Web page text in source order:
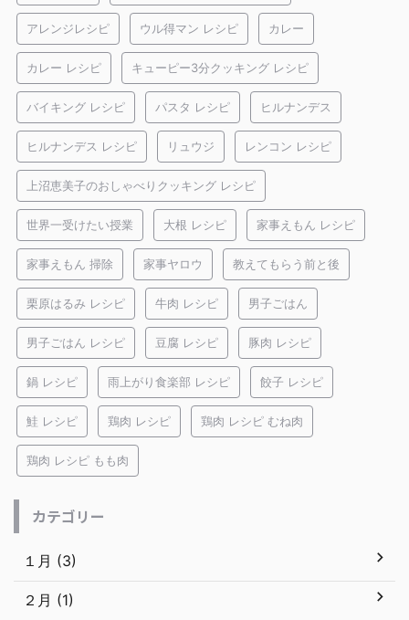
アレンジレシピ ウル得マン レシピ カレー
カレー レシピ キューピー3分クッキング レシピ
バイキング レシピ パスタ レシピ ヒルナンデス
ヒルナンデス レシピ リュウジ レンコン レシピ
上沼恵美子のおしゃべりクッキング レシピ
世界一受けたい授業 大根 レシピ 家事えもん レシピ
家事えもん 掃除 家事ヤロウ 教えてもらう前と後
栗原はるみ レシピ 牛肉 レシピ 男子ごはん
男子ごはん レシピ 豆腐 レシピ 豚肉 レシピ
鍋 レシピ 雨上がり食楽部 レシピ 餃子 レシピ
鮭 レシピ 鶏肉 レシピ 鶏肉 レシピ むね肉
鶏肉 レシピ もも肉
カテゴリー
１月 (3)
２月 (1)